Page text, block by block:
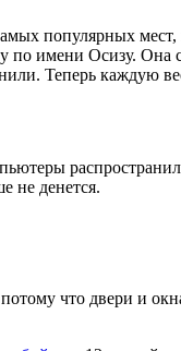
популярных
имени Осизу. Она
Теперь каждую
не денется.
что двери и